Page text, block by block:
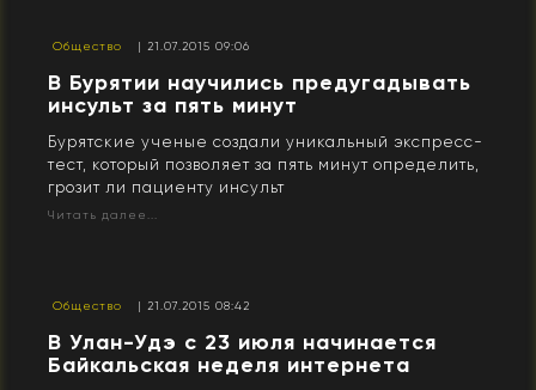
Общество | 21.07.2015 09:06
В Бурятии научились предугадывать
инсульт за пять минут
Бурятские ученые создали уникальный экспресс-
тест, который позволяет за пять минут определить,
грозит ли пациенту инсульт
Читать далее...
Общество | 21.07.2015 08:42
В Улан-Удэ с 23 июля начинается
Байкальская неделя интернета